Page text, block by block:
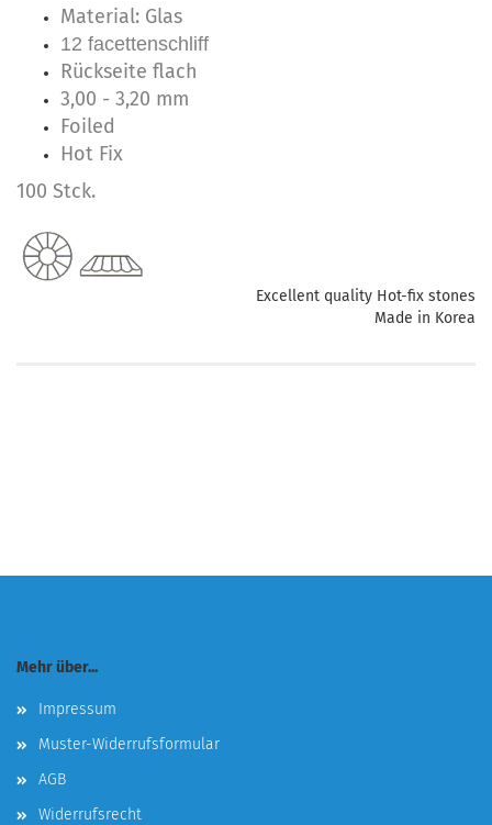
Material: Glas
12 facettenschliff
Rückseite flach
3,00 - 3,20 mm
Foiled
Hot Fix
100 Stck.
Excellent quality Hot-fix stones
Made in Korea
Mehr über...
Impressum
Muster-Widerrufsformular
AGB
Widerrufsrecht